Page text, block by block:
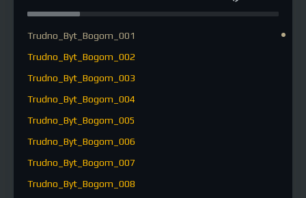
Trudno_Byt_Bogom_001
Trudno_Byt_Bogom_002
Trudno_Byt_Bogom_003
Trudno_Byt_Bogom_004
Trudno_Byt_Bogom_005
Trudno_Byt_Bogom_006
Trudno_Byt_Bogom_007
Trudno_Byt_Bogom_008